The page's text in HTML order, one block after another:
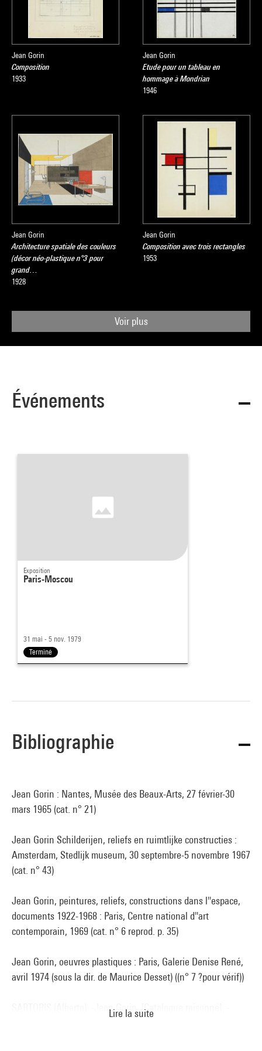
Jean Gorin
Composition
1933
Jean Gorin
Etude pour un tableau en
hommage à Mondrian
1946
Jean Gorin
Architecture spatiale des couleurs
(décor néo-plastique n°3 pour
grand…
1928
Jean Gorin
Composition avec trois rectangles
1953
Voir plus
Événements
Exposition
Paris-Moscou
31 mai - 5 nov. 1979
Terminé
Bibliographie
Jean Gorin : Nantes, Musée des Beaux-Arts, 27 février-30
mars 1965 (cat. n° 21)
Jean Gorin Schilderijen, reliefs en ruimtlijke constructies :
Amsterdam, Stedlijk museum, 30 septembre-5 novembre 1967
(cat. n° 43)
Jean Gorin, peintures, reliefs, constructions dans l''espace,
documents 1922-1968 : Paris, Centre national d''art
contemporain, 1969 (cat. n° 6 reprod. p. 35)
Jean Gorin, oeuvres plastiques : Paris, Galerie Denise René,
avril 1974 (sous la dir. de Maurice Desset) ((n° 7 ?pour vérif))
SARTORIS (Alberto). -Jean Gorin. [Catalogue raisonné]. -
Lire la suite